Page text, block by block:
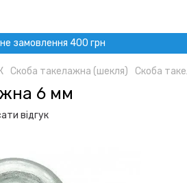
замовлення 400 грн
Скоба такелажна (шекля) Скоба
6 мм
відгук